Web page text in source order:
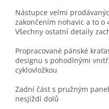
Nástupce velmi
zakončením nohavic a to o
Všechny ostatní detaily
Propracované pánské
designu s pohodlnými
cyklovložkou
Zadní část s pružným
nesjíždí dolů